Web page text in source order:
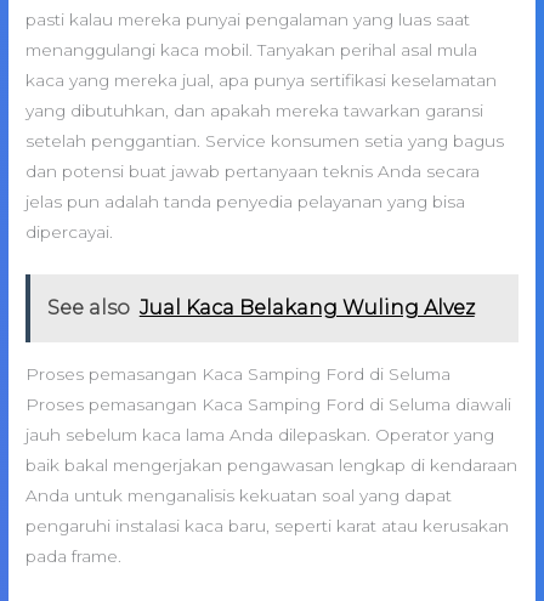
pasti kalau mereka punyai pengalaman yang luas saat
menanggulangi kaca mobil. Tanyakan perihal asal mula
kaca yang mereka jual, apa punya sertifikasi keselamatan
yang dibutuhkan, dan apakah mereka tawarkan garansi
setelah penggantian. Service konsumen setia yang bagus
dan potensi buat jawab pertanyaan teknis Anda secara
jelas pun adalah tanda penyedia pelayanan yang bisa
dipercayai.
See also Jual Kaca Belakang Wuling Alvez
Proses pemasangan Kaca Samping Ford di Seluma
Proses pemasangan Kaca Samping Ford di Seluma diawali
jauh sebelum kaca lama Anda dilepaskan. Operator yang
baik bakal mengerjakan pengawasan lengkap di kendaraan
Anda untuk menganalisis kekuatan soal yang dapat
pengaruhi instalasi kaca baru, seperti karat atau kerusakan
pada frame.